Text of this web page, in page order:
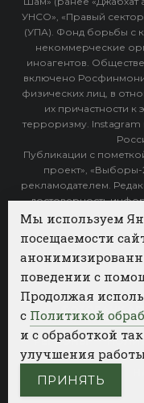
УНСО», «Правый
(УПА). Фонд борьбы с
некоммерческие
иноагентов.
включено
физических лиц, в
их причастности к
терроризму. Instagram
Публикации с
проект»,
рекламодателем.
достоверность
ФОТОБАНК
РЕГИОНЫ
Мы используем
посещаемости
поведении с
Продолжая
с Политикой
и с обработкой
улучшения работы
ПРИНЯТЬ